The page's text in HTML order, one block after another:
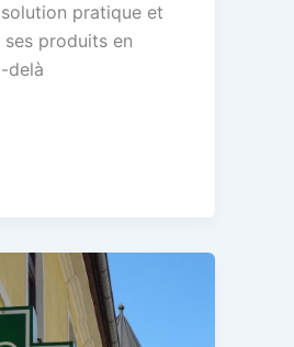
pratique et
produits en
delà